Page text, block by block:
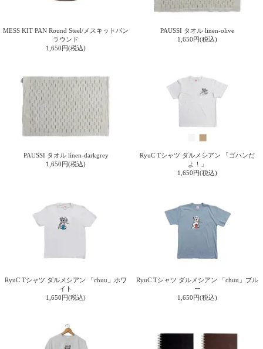
MESS KIT PAN Round Steel/メスキットパン
ラウンド
1,650円(税込)
PAUSSI タオル linen-olive
1,650円(税込)
PAUSSI タオル linen-darkgrey
1,650円(税込)
RyuC Tシャツ ダルメシアン 「ゴハンだ
よ！」
1,650円(税込)
RyuC Tシャツ ダルメシアン 「chuu」ホワ
イト
1,650円(税込)
RyuC Tシャツ ダルメシアン 「chuu」ブル
ー
1,650円(税込)